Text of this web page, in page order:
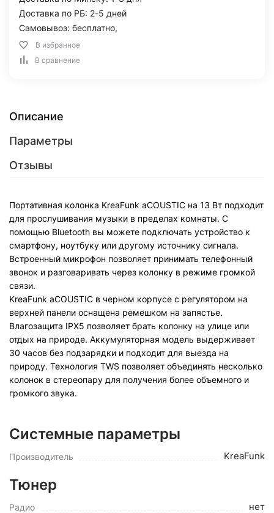
Доставка по РБ: 2-5 дней
Самовывоз: бесплатно,
В избранное
В сравнение
Описание
Параметры
Отзывы
Портативная колонка KreaFunk aCOUSTIC на 13 Вт подходит
для прослушивания музыки в пределах комнаты. С
помощью Bluetooth вы можете подключать устройство к
смартфону, ноутбуку или другому источнику сигнала.
Встроенный микрофон позволяет принимать телефонный
звонок и разговаривать через колонку в режиме громкой
связи.
KreaFunk aCOUSTIC в черном корпусе с регулятором на
верхней панели оснащена ремешком на запястье.
Влагозащита IPX5 позволяет брать колонку на улице или
отдых на природе. Аккумуляторная модель выдерживает
30 часов без подзарядки и подходит для выезда на
природу. Технология TWS позволяет объединять несколько
колонок в стереопару для получения более объемного и
громкого звука.
Системные параметры
Производитель KreaFunk
Тюнер
Радио нет